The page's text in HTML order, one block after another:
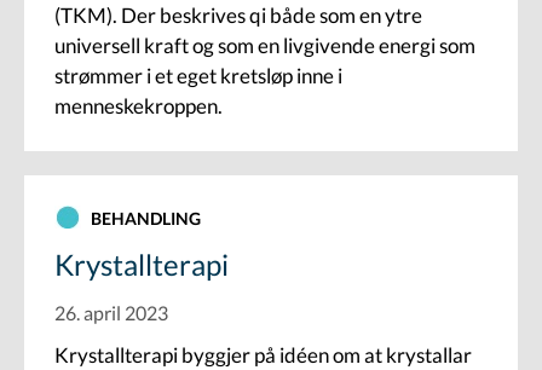
(TKM). Der beskrives qi både som en ytre
universell kraft og som en livgivende energi som
strømmer i et eget kretsløp inne i
menneskekroppen.
BEHANDLING
Krystallterapi
26. april 2023
Krystallterapi byggjer på idéen om at krystallar